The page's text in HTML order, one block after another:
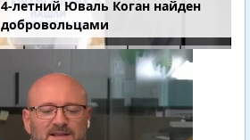
Последний шанс Ирана. Теракт в
Самарии // Новости Израиля.
Шарп. Финкель. Дубнов